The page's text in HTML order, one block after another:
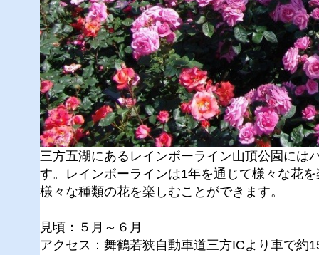
三方五湖にあるレインボーライン山頂公園には
す。レインボーラインは1年を通じて様々な花
様々な種類の花を楽しむことができます。
見頃：５月～６月
アクセス：舞鶴若狭自動車道三方ICより車で約